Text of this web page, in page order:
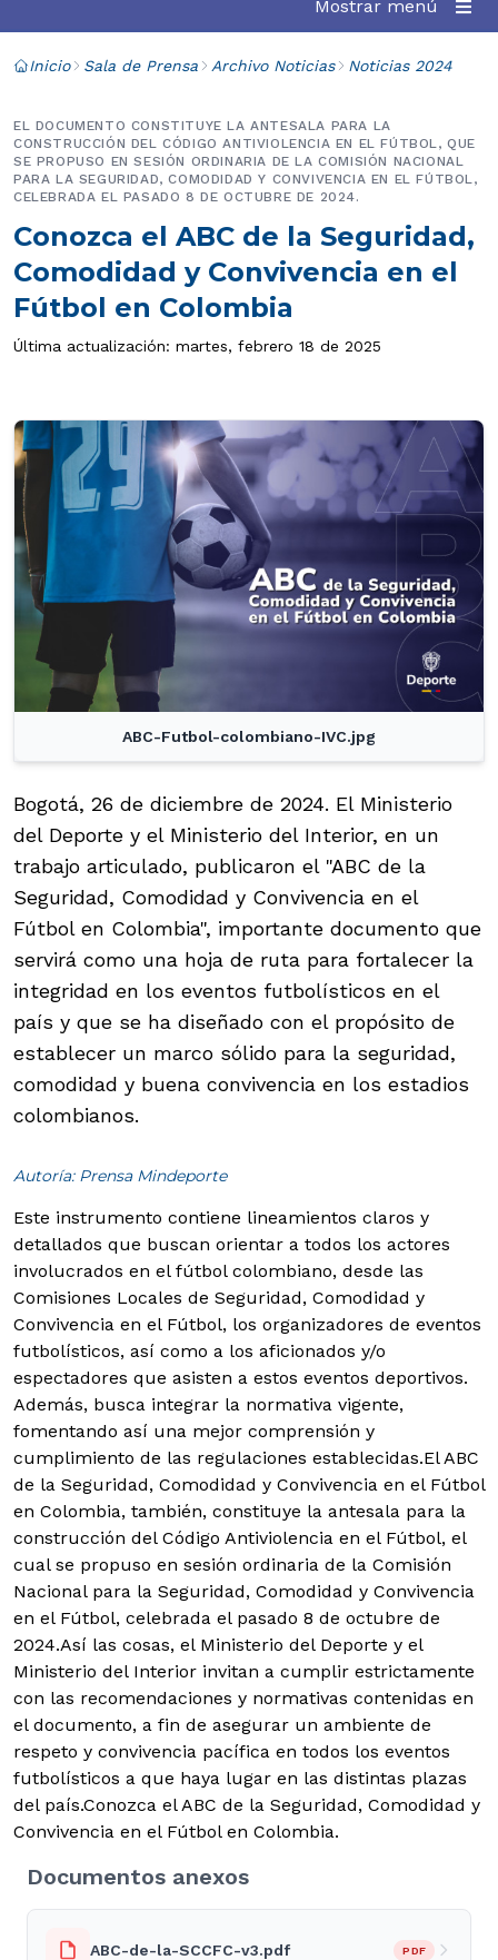
Mostrar menú
Inicio Sala de Prensa Archivo Noticias Noticias 2024
Conozca el ABC de la Seguridad,
Comodidad y Convivencia en el
Fútbol en Colombia
EL DOCUMENTO CONSTITUYE LA ANTESALA PARA LA
CONSTRUCCIÓN DEL CÓDIGO ANTIVIOLENCIA EN EL FÚTBOL, QUE
SE PROPUSO EN SESIÓN ORDINARIA DE LA COMISIÓN NACIONAL
PARA LA SEGURIDAD, COMODIDAD Y CONVIVENCIA EN EL FÚTBOL,
CELEBRADA EL PASADO 8 DE OCTUBRE DE 2024.
Última actualización: martes, febrero 18 de 2025
ABC-Futbol-colombiano-IVC.jpg
Bogotá, 26 de diciembre de 2024. El Ministerio
del Deporte y el Ministerio del Interior, en un
trabajo articulado, publicaron el "ABC de la
Seguridad, Comodidad y Convivencia en el
Fútbol en Colombia", importante documento que
servirá como una hoja de ruta para fortalecer la
integridad en los eventos futbolísticos en el
país y que se ha diseñado con el propósito de
establecer un marco sólido para la seguridad,
comodidad y buena convivencia en los estadios
colombianos.
Autoría: Prensa Mindeporte
Este instrumento contiene lineamientos claros y
detallados que buscan orientar a todos los actores
involucrados en el fútbol colombiano, desde las
Comisiones Locales de Seguridad, Comodidad y
Convivencia en el Fútbol, los organizadores de eventos
futbolísticos, así como a los aficionados y/o
espectadores que asisten a estos eventos deportivos.
Además, busca integrar la normativa vigente,
fomentando así una mejor comprensión y
cumplimiento de las regulaciones establecidas.El ABC
de la Seguridad, Comodidad y Convivencia en el Fútbol
en Colombia, también, constituye la antesala para la
construcción del Código Antiviolencia en el Fútbol, el
cual se propuso en sesión ordinaria de la Comisión
Nacional para la Seguridad, Comodidad y Convivencia
en el Fútbol, celebrada el pasado 8 de octubre de
2024.Así las cosas, el Ministerio del Deporte y el
Ministerio del Interior invitan a cumplir estrictamente
con las recomendaciones y normativas contenidas en
el documento, a fin de asegurar un ambiente de
respeto y convivencia pacífica en todos los eventos
futbolísticos a que haya lugar en las distintas plazas
del país.Conozca el ABC de la Seguridad, Comodidad y
Convivencia en el Fútbol en Colombia.
Documentos anexos
ABC-de-la-SCCFC-v3.pdf PDF